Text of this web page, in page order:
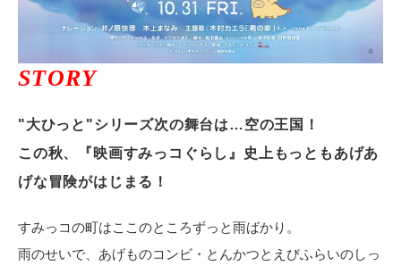
STORY
"大ひっと"シリーズ次の舞台は…空の王国！
この秋、『映画すみっコぐらし』史上もっともあげあ
げな冒険がはじまる！
すみっコの町はここのところずっと雨ばかり。
雨のせいで、あげものコンビ・とんかつとえびふらいのしっ
サイトマップ
プライバシーポリシー
電子公告